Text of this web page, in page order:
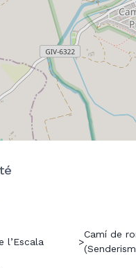
l’Escala >
Camí de